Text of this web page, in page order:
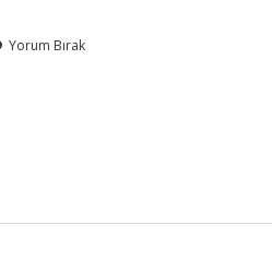
Yorum Bırak